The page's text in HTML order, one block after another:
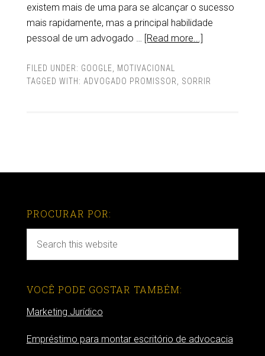
existem mais de uma para se alcançar o sucesso
mais rapidamente, mas a principal habilidade
pessoal de um advogado … [Read more...]
FILED UNDER: GOOGLE
MOTIVACIONAL
TAGGED WITH: ADVOGADO PROMISSOR SORRIR
PROCURAR POR:
VOCÊ PODE GOSTAR TAMBÉM:
Marketing Jurídico
Empréstimo para montar escritório de advocacia